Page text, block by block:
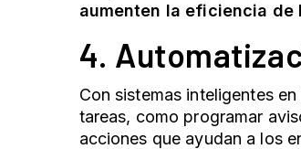
aumenten la eficiencia de
4.
Con sistemas inteligentes
tareas, como programar
acciones que ayudan a los